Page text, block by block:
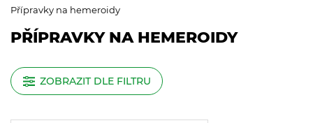
Přípravky na hemeroidy
PŘÍPRAVKY NA HEMEROIDY
ZOBRAZIT DLE FILTRU